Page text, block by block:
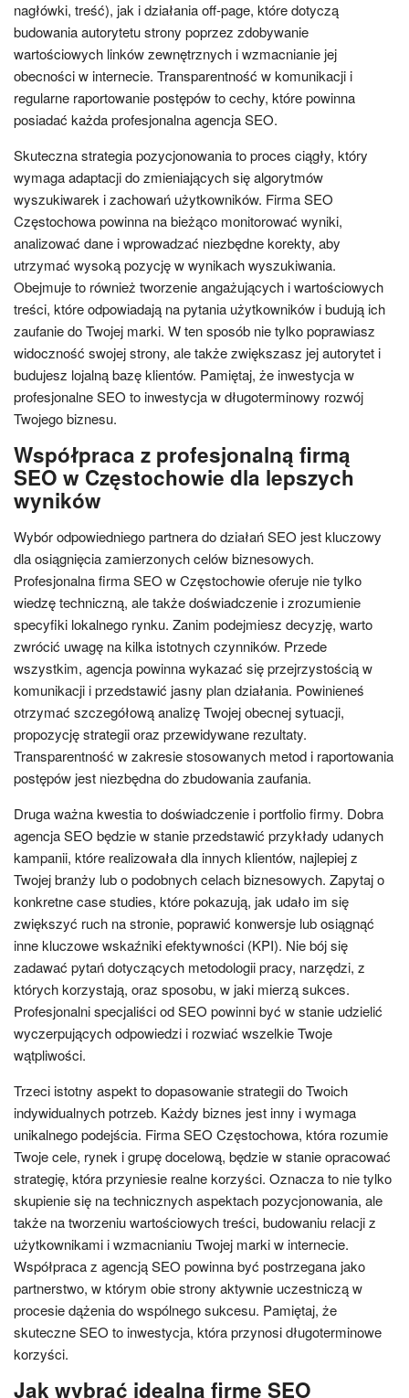
nagłówki, treść), jak i działania off-page, które dotyczą
budowania autorytetu strony poprzez zdobywanie
wartościowych linków zewnętrznych i wzmacnianie jej
obecności w internecie. Transparentność w komunikacji i
regularne raportowanie postępów to cechy, które powinna
posiadać każda profesjonalna agencja SEO.
Skuteczna strategia pozycjonowania to proces ciągły, który
wymaga adaptacji do zmieniających się algorytmów
wyszukiwarek i zachowań użytkowników. Firma SEO
Częstochowa powinna na bieżąco monitorować wyniki,
analizować dane i wprowadzać niezbędne korekty, aby
utrzymać wysoką pozycję w wynikach wyszukiwania.
Obejmuje to również tworzenie angażujących i wartościowych
treści, które odpowiadają na pytania użytkowników i budują ich
zaufanie do Twojej marki. W ten sposób nie tylko poprawiasz
widoczność swojej strony, ale także zwiększasz jej autorytet i
budujesz lojalną bazę klientów. Pamiętaj, że inwestycja w
profesjonalne SEO to inwestycja w długoterminowy rozwój
Twojego biznesu.
Współpraca z profesjonalną firmą
SEO w Częstochowie dla lepszych
wyników
Wybór odpowiedniego partnera do działań SEO jest kluczowy
dla osiągnięcia zamierzonych celów biznesowych.
Profesjonalna firma SEO w Częstochowie oferuje nie tylko
wiedzę techniczną, ale także doświadczenie i zrozumienie
specyfiki lokalnego rynku. Zanim podejmiesz decyzję, warto
zwrócić uwagę na kilka istotnych czynników. Przede
wszystkim, agencja powinna wykazać się przejrzystością w
komunikacji i przedstawić jasny plan działania. Powinieneś
otrzymać szczegółową analizę Twojej obecnej sytuacji,
propozycję strategii oraz przewidywane rezultaty.
Transparentność w zakresie stosowanych metod i raportowania
postępów jest niezbędna do zbudowania zaufania.
Druga ważna kwestia to doświadczenie i portfolio firmy. Dobra
agencja SEO będzie w stanie przedstawić przykłady udanych
kampanii, które realizowała dla innych klientów, najlepiej z
Twojej branży lub o podobnych celach biznesowych. Zapytaj o
konkretne case studies, które pokazują, jak udało im się
zwiększyć ruch na stronie, poprawić konwersje lub osiągnąć
inne kluczowe wskaźniki efektywności (KPI). Nie bój się
zadawać pytań dotyczących metodologii pracy, narzędzi, z
których korzystają, oraz sposobu, w jaki mierzą sukces.
Profesjonalni specjaliści od SEO powinni być w stanie udzielić
wyczerpujących odpowiedzi i rozwiać wszelkie Twoje
wątpliwości.
Trzeci istotny aspekt to dopasowanie strategii do Twoich
indywidualnych potrzeb. Każdy biznes jest inny i wymaga
unikalnego podejścia. Firma SEO Częstochowa, która rozumie
Twoje cele, rynek i grupę docelową, będzie w stanie opracować
strategię, która przyniesie realne korzyści. Oznacza to nie tylko
skupienie się na technicznych aspektach pozycjonowania, ale
także na tworzeniu wartościowych treści, budowaniu relacji z
użytkownikami i wzmacnianiu Twojej marki w internecie.
Współpraca z agencją SEO powinna być postrzegana jako
partnerstwo, w którym obie strony aktywnie uczestniczą w
procesie dążenia do wspólnego sukcesu. Pamiętaj, że
skuteczne SEO to inwestycja, która przynosi długoterminowe
korzyści.
Jak wybrać idealną firmę SEO